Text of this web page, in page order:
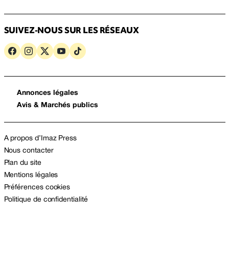
SUIVEZ-NOUS SUR LES RÉSEAUX
Annonces légales
Avis & Marchés publics
A propos d’Imaz Press
Nous contacter
Plan du site
Mentions légales
Préférences cookies
Politique de confidentialité